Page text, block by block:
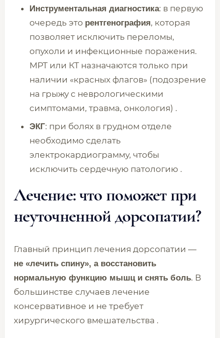
Инструментальная диагностика: в первую
очередь это рентгенография, которая
позволяет исключить переломы,
опухоли и инфекционные поражения.
МРТ или КТ назначаются только при
наличии «красных флагов» (подозрение
на грыжу с неврологическими
симптомами, травма, онкология) .
ЭКГ: при болях в грудном отделе
необходимо сделать
электрокардиограмму, чтобы
исключить сердечную патологию .
Лечение: что поможет при
неуточненной дорсопатии?
Главный принцип лечения дорсопатии —
не «лечить спину», а восстановить
нормальную функцию мышц и снять боль. В
большинстве случаев лечение
консервативное и не требует
хирургического вмешательства .